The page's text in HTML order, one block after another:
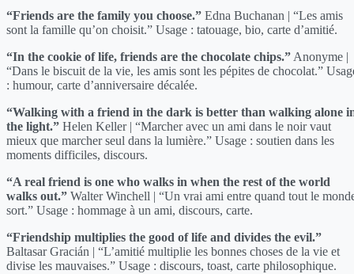
“Friends are the family you choose.” Edna Buchanan | “Les amis
sont la famille qu’on choisit.” Usage : tatouage, bio, carte d’amitié.
“In the cookie of life, friends are the chocolate chips.” Anonyme |
“Dans le biscuit de la vie, les amis sont les pépites de chocolat.”
: humour, carte d’anniversaire décalée.
“Walking with a friend in the dark is better than walking alone
the light.” Helen Keller | “Marcher avec un ami dans le noir vaut
mieux que marcher seul dans la lumière.” Usage : soutien dans les
moments difficiles, discours.
“A real friend is one who walks in when the rest of the world
walks out.” Walter Winchell | “Un vrai ami entre quand tout le
sort.” Usage : hommage à un ami, discours, carte.
“Friendship multiplies the good of life and divides the evil.”
Baltasar Gracián | “L’amitié multiplie les bonnes choses de la vie et
divise les mauvaises.” Usage : discours, toast, carte philosophique.